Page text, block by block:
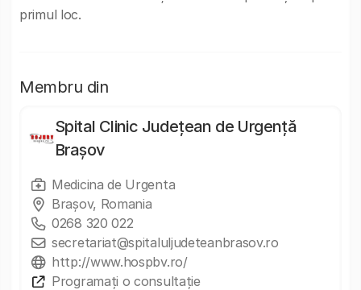
primul loc.
Membru din
Spital Clinic Județean de Urgență
Brașov
Medicina de Urgenta
Brașov, Romania
0268 320 022
secretariat@spitaluljudeteanbrasov.ro
http://www.hospbv.ro/
Programați o consultație